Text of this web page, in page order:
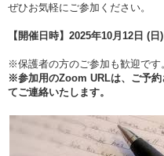
ぜひお気軽にご参加ください。
【開催日時】2025年10月12日 (
※保護者の方のご参加も歓迎です
※参加用のZoom URLは、ご予
てご連絡いたします。